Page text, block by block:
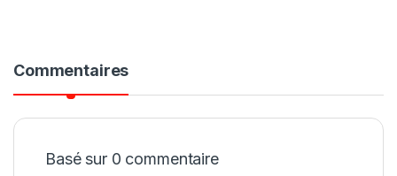
Commentaires
Basé sur 0 commentaire